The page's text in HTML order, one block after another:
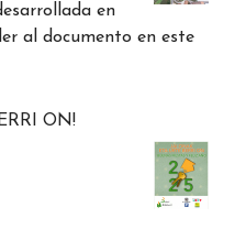
en
al documento en este
ON!